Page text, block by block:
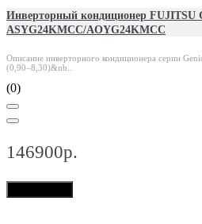
Инверторный кондиционер FUJITSU
ASYG24KMCC/AOYG24KMCC
Описание инверторного кондиционера серии
(0,90–8,30)&nb..
(0)
146900р.